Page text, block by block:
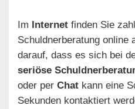
Im Internet finden Sie
Schuldnerberatung online
darauf, dass es sich bei
seriöse
oder per Chat kann eine
Sekunden kontaktiert